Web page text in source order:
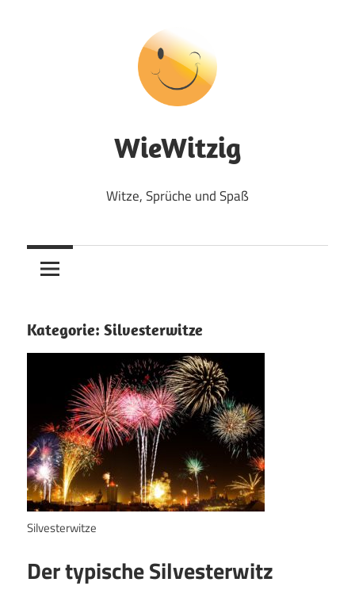
WieWitzig
Witze, Sprüche und Spaß
Kategorie: Silvesterwitze
Silvesterwitze
Der typische Silvesterwitz